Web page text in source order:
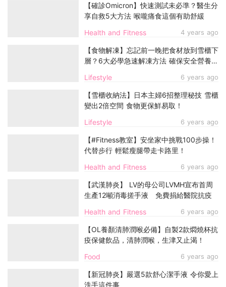
Health and Fitness 4 years ago
【確診Omicron】快速測試未必準？醫生分
享自救5大方法 喉嚨痛食這個有助舒緩
Lifestyle 6 years ago
【食物解凍】忘記前一晚把食材放到雪櫃下
層？6大必學急速解凍方法 確保安全營養不
Lifestyle 6 years ago
【雪櫃收納法】日本主婦6招整理秘技 雪櫃
變出2倍空間 食物更保鮮易取！
Health and Fitness 6 years ago
【#Fitness教室】安坐家中挑戰100步操！
代替步行 輕鬆瘦腿帶走卡路里！
Health and Fitness 6 years ago
【武漢肺炎】 LV的母公司LVMH宣布首周
生產12噸消毒搓手液 免費捐給醫院抗疫
Food 6 years ago
【OL養顏清肺潤喉必備】自製2款燜燒杯抗
疫保健飲品，清肺潤喉，生津又止渴！
【新冠肺炎】嚴選5款舒心潔手液 令你愛上
洗手這件事